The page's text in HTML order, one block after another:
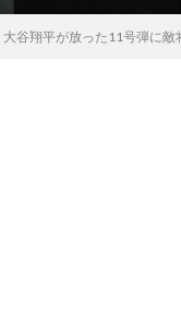
大谷翔平が放った11号弾に敵